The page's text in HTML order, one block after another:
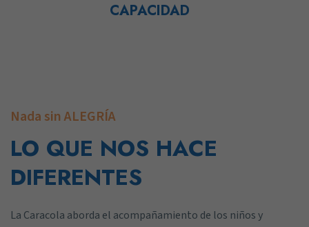
CAPACIDAD
Nada sin ALEGRÍA
LO QUE NOS HACE
DIFERENTES
La Caracola aborda el acompañamiento de los niños y